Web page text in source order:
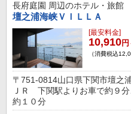
長府庭園 周辺のホテル・旅館
壇之浦海峡ＶＩＬＬＡ
[最安料金]
10,910円
（消費税込
〒751-0814山口県下関市壇之
ＪＲ 下関駅よりお車で約９
約１０分